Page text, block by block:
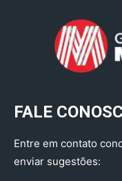
FALE
Entre em contato
enviar sugestões: